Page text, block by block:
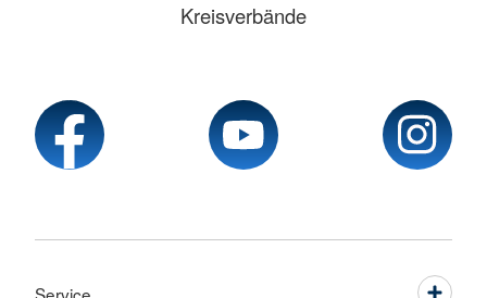
Kreisverbände